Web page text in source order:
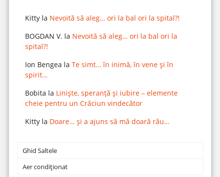
Kittyla Nevoită să aleg… ori la bal ori la spital?!
BOGDAN V. la Nevoită să aleg… ori la bal ori la
spital?!
Ion Bengea la Te simt… în inimă, în vene și în
spirit…
Bobita la Liniște, speranță și iubire – elemente
cheie pentru un Crăciun vindecător
Kittyla Doare… și a ajuns să mă doară rău…
Ghid Saltele
Aer condiționat